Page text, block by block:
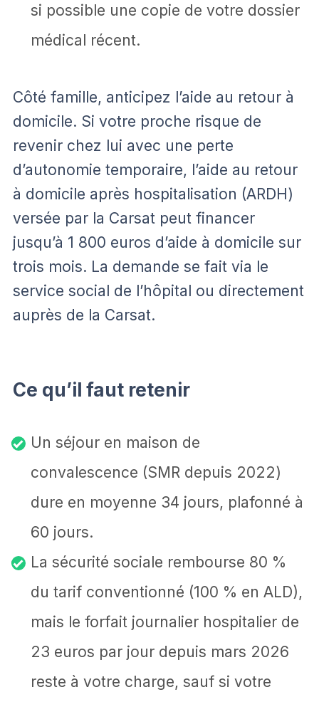
si possible une copie de votre dossier
médical récent.
Côté famille, anticipez l’aide au retour à
domicile. Si votre proche risque de
revenir chez lui avec une perte
d’autonomie temporaire, l’aide au retour
à domicile après hospitalisation (ARDH)
versée par la Carsat peut financer
jusqu’à 1 800 euros d’aide à domicile sur
trois mois. La demande se fait via le
service social de l’hôpital ou directement
auprès de la Carsat.
Ce qu’il faut retenir
Un séjour en maison de
convalescence (SMR depuis 2022)
dure en moyenne 34 jours, plafonné à
60 jours.
La sécurité sociale rembourse 80 %
du tarif conventionné (100 % en ALD),
mais le forfait journalier hospitalier de
23 euros par jour depuis mars 2026
reste à votre charge, sauf si votre